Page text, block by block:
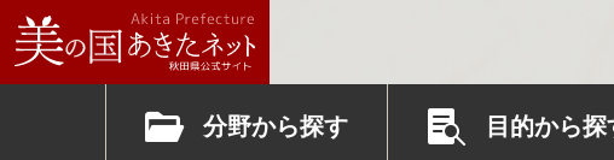
分野から探す 目的から探